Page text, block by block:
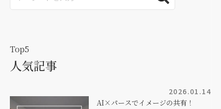
Top5
人気記事
2026.01.14
AI×パースでイメージの共有！